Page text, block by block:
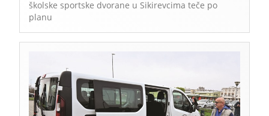
školske sportske dvorane u Sikirevcima teče po
planu